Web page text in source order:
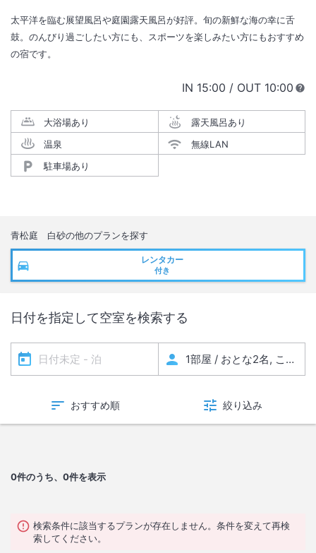
太平洋を臨む展望風呂や庭園露天風呂が好評。旬の新鮮な海の幸に舌
鼓。のんびり過ごしたい方にも、スポーツを楽しみたい方にもおすすめ
の宿です。
IN チェックイン
15:00 / OUT チェック
10:00
大浴場あり
露天風呂あり
温泉
無線LAN
駐車場あり
青松庭 白砂の他のプランを探す
レンタカー
付き
日付を指定して空室を検索する
おすすめ順 絞り込み
0件のうち、0件を表示
検索条件に該当するプランが存在しません。条件を変えて再検
索してください。